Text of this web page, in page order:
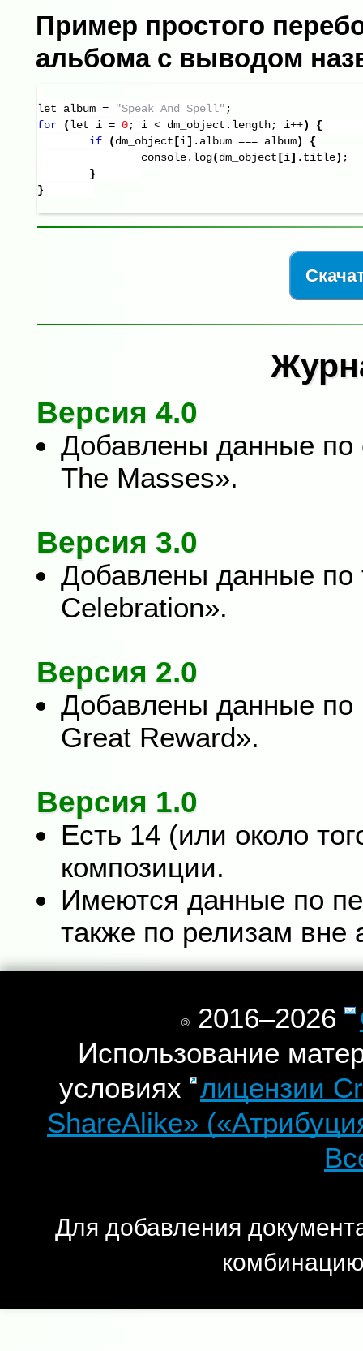
Пример простого
альбома с выводом
let album = "Speak And Spell"
for
(let i = 0; i < dm_object.length; i++)
{
if
(dm_object [i] .album === album)
{
		console.log
(dm_object [i] .title) ;
}
}
Версия 4.0
Добавлены данные по
The Masses».
Версия 3.0
Добавлены данные по
Celebration».
Версия 2.0
Добавлены данные по
Great Reward».
Версия 1.0
Есть 14 (или около
композиции.
Имеются данные по
также по релизам вне
© 2016–2026
Использование
условиях лицензии
ShareAlike»
Для добавления